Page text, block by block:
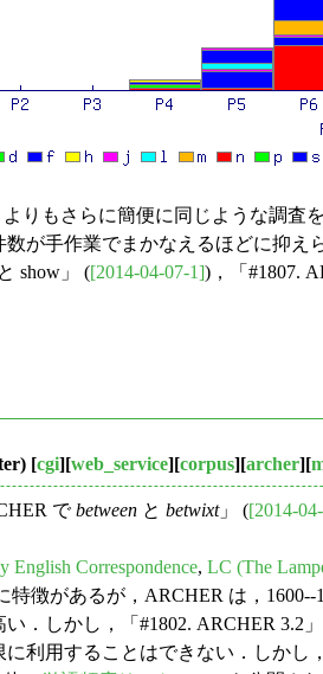
りもさらに簡便に同じような調査
が手作業でまかなえるほどに抑
show」 ([2014-04-07-1])，「#1807.
[cgi][web_service][corpus][archer][
でbetween と betwixt」 ([2014-
English Correspondence, LC (The
特徴があるが，ARCHER は，
．しかし，「#1802. ARCHER 3.2
利用することはできない．しか